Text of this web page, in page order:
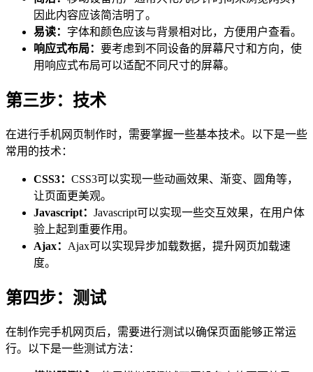
因此内容应该简洁明了。
易读： 字体和颜色应该与背景相对比，方便用户查看。
响应式布局： 要考虑到不同设备的屏幕尺寸和方向，使
用响应式布局可以适配不同尺寸的屏幕。
第三步：技术
在进行手机网页制作时，需要掌握一些基本技术。以下是一些
常用的技术：
CSS3： CSS3可以实现一些动画效果、渐变、圆角等，
让页面更美观。
Javascript： Javascript可以实现一些交互效果，在用户体
验上起到重要作用。
Ajax： Ajax可以实现异步加载数据，提升网页加载速
度。
第四步：测试
在制作完手机网页后，需要进行测试以确保页面能够正常运
行。以下是一些测试方法：